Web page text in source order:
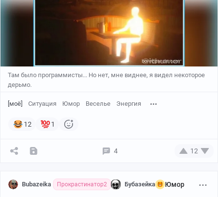
Там было программисты... Но нет, мне виднее, я видел некоторое
дерьмо.
[моё] Ситуация Юмор Веселье Энергия
12 1
4 12
Bubazeika Прокрастинатор2 Бубазейка Юмор